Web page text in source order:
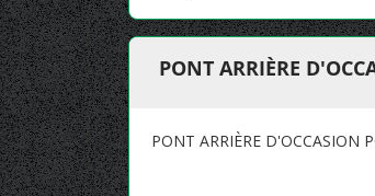
PONT ARRIÈRE
PONT ARRIÈRE D'OCCASION